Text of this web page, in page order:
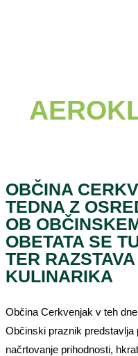
OBČINA
TEDNA Z
OB
OBETATA SE
TER
KULINARIKA
Občina Cerkvenjak v teh
Občinski praznik predstavlja
načrtovanje prihodnosti,